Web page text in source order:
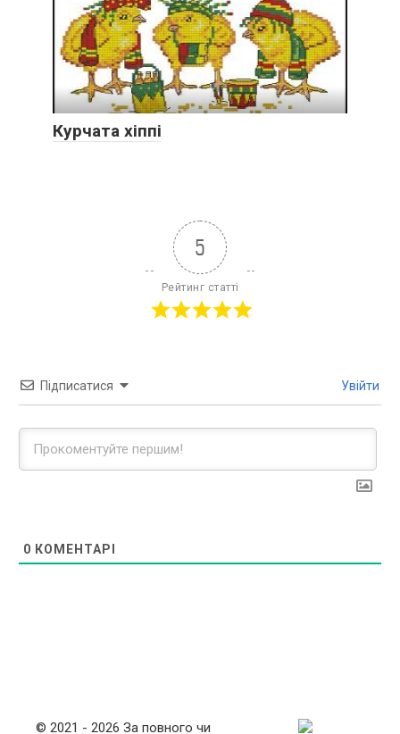
Курчата хіппі
5
Рейтинг статті
Підписатися Увійти
0 КОМЕНТАРІ
© 2021 - 2026 За повного чи